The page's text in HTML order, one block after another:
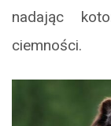
nadając
ciemności.